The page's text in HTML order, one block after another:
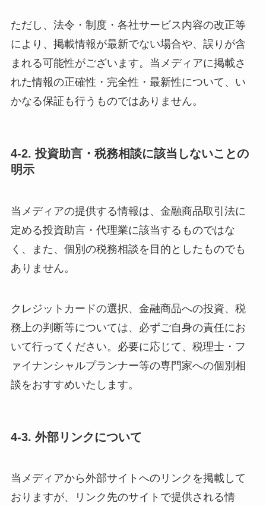
ただし、法令・制度・各社サービス内容の改正等
により、掲載情報が最新でない場合や、誤りが含
まれる可能性がございます。当メディアに掲載さ
れた情報の正確性・完全性・最新性について、い
かなる保証も行うものではありません。
4-2. 投資助言・税務相談に該当しないことの
明示
当メディアの提供する情報は、金融商品取引法に
定める投資助言・代理業に該当するものではな
く、また、個別の税務相談を目的としたものでも
ありません。
クレジットカードの選択、金融商品への投資、税
務上の判断等については、必ずご自身の責任にお
いて行ってください。必要に応じて、税理士・フ
ァイナンシャルプランナー等の専門家への個別相
談をおすすめいたします。
4-3. 外部リンクについて
当メディアから外部サイトへのリンクを掲載して
おりますが、リンク先のサイトで提供される情